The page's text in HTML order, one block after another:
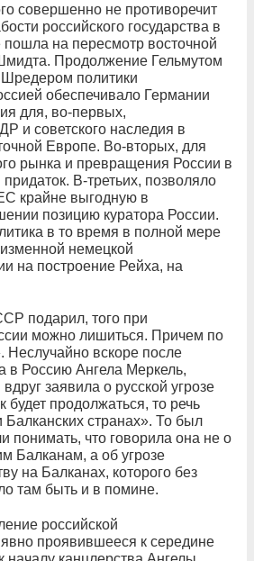
совершенно не противоречит
российского государства в
пошла на пересмотр восточной
Продолжение Гельмутом
политики
обеспечивало Германии
для, во-первых,
и советского наследия в
Европе. Во-вторых, для
рынка и превращения России в
В-третьих, позволяло
крайне выгодную в
позицию куратора России.
в то время в полной мере
немецкой
на построение Рейха, на
подарил, того при
можно лишиться. Причем по
Неслучайно вскоре после
в Россию Ангела Меркель,
заявила о русской угрозе
будет продолжаться, то речь
странах». То был
понимать, что говорила она не о
Балканам, а об угрозе
на Балканах, которого без
там быть и в помине.
российской
явно проявившееся к середине